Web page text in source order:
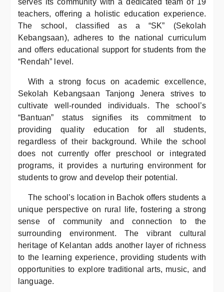
serves its community with a dedicated team of 19
teachers, offering a holistic education experience.
The school, classified as a “SK” (Sekolah
Kebangsaan), adheres to the national curriculum
and offers educational support for students from the
“Rendah” level.
With a strong focus on academic excellence,
Sekolah Kebangsaan Tanjong Jenera strives to
cultivate well-rounded individuals. The school’s
“Bantuan” status signifies its commitment to
providing quality education for all students,
regardless of their background. While the school
does not currently offer preschool or integrated
programs, it provides a nurturing environment for
students to grow and develop their potential.
The school’s location in Bachok offers students a
unique perspective on rural life, fostering a strong
sense of community and connection to the
surrounding environment. The vibrant cultural
heritage of Kelantan adds another layer of richness
to the learning experience, providing students with
opportunities to explore traditional arts, music, and
language.